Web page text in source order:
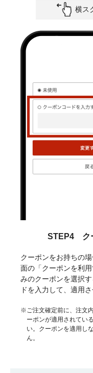
横ス
STEP4 ク
クーポンをお持ちの
面の「クーポンを利
みのクーポンを選択
ドを入力して、適用さ
※ご注文確定前に、注文
ーポンが適用されてい
い。クーポンを適用し
ん。